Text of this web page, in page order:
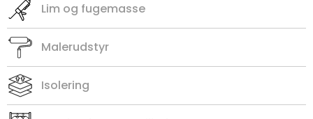
Lim og fugemasse
Malerudstyr
Isolering